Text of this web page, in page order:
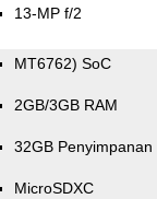
13-MP f/2
MT6762) SoC
2GB/3GB RAM
32GB Penyimpanan
MicroSDXC